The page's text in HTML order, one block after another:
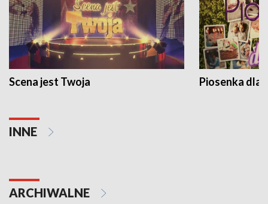
Scena jest Twoja Piosenka dla
INNE
ARCHIWALNE